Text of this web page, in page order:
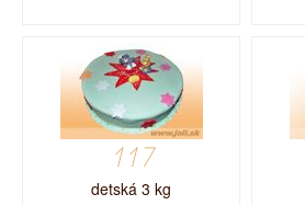
117
detská 3 kg